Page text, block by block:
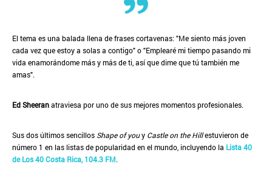
El tema es una balada llena de frases cortavenas: "Me siento más joven
cada vez que estoy a solas a contigo" o "Emplearé mi tiempo pasando mi
vida enamorándome más y más de ti, así que dime que tú también me
amas".
Ed Sheeranatraviesa por uno de sus mejores momentos profesionales.
Sus dos últimos sencillos Shape of youy Castle on the Hillestuvieron de
número 1 en las listas de popularidad en el mundo, incluyendo la Lista 40
de Los 40 Costa Rica, 104.3 FM.